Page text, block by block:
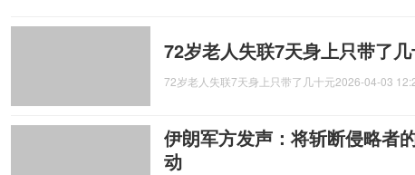
72岁老人失联7天身上只带了
72岁老人失联7天身上只带了几十元2026-04-03
伊朗军方发声：将斩断侵略者
动